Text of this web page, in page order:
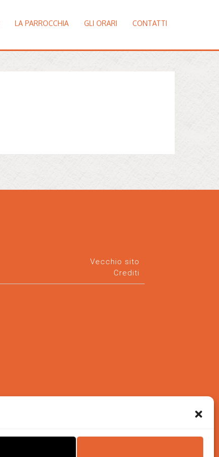
LA PARROCCHIA GLI ORARI CONTATTI
Vecchio sito
Crediti